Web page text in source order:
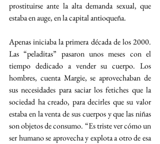
prostituirse ante la alta demanda sexual, que
estaba en auge, en la capital antioqueña.
Apenas iniciaba la primera década de los 2000.
Las “peladitas” pasaron unos meses con el
tiempo dedicado a vender su cuerpo. Los
hombres, cuenta Margie, se aprovechaban de
sus necesidades para saciar los fetiches que la
sociedad ha creado, para decirles que su valor
estaba en la venta de sus cuerpos y que las niñas
son objetos de consumo. “Es triste ver cómo un
ser humano se aprovecha y explota a otro de esa